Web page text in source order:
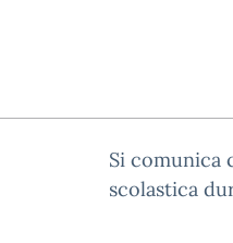
Si comunica
scolastica